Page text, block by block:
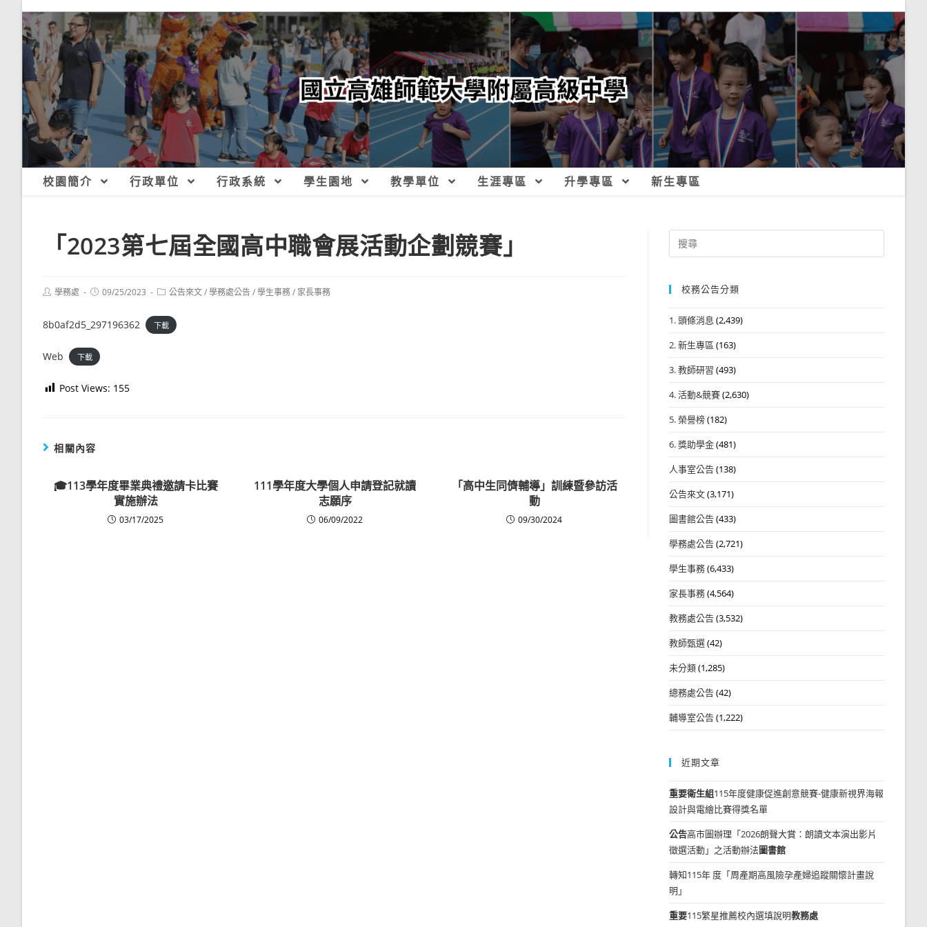
校園簡介 行政單位 行政系統 學生園地 教學單位 生涯專區 升學專區 新生專區
「2023第七屆全國高中職會展活動企劃競賽」
Post學務處
Post09/25/2023
Post公告來文/學務處公告/學生事務/ 家長事務
8b0af2d5_297196362 下載
Web 下載
Post Views: 155
相關內容
🎓113學年度畢業典禮邀請卡比賽
實施辦法
03/17/2025
111學年度大學個人申請登記就讀
志願序
06/09/2022
「高中生同儕輔導」訓練暨參訪活
動
09/30/2024
Search
for:
校務公告分類
1. 頭條消息 (2,439)
2. 新生專區 (163)
3. 教師研習 (493)
4. 活動&競賽(2,630)
5. 榮譽榜(182)
6. 獎助學金(481)
人事室公告(138)
公告來文(3,171)
圖書館公告(433)
學務處公告(2,721)
學生事務(6,433)
家長事務(4,564)
教務處公告(3,532)
教師甄選(42)
未分類(1,285)
總務處公告(42)
輔導室公告(1,222)
近期文章
重要衛生組115年度健康促進創意競賽-健康新視界海報
設計與電繪比賽得獎名單
公告高市圖辦理「2026朗聲大賞：朗讀文本演出影片
徵選活動」之活動辦法圖書館
轉知115年 度「周產期高風險孕產婦追蹤關懷計畫說
明」
重要115繁星推薦校內選填說明教務處